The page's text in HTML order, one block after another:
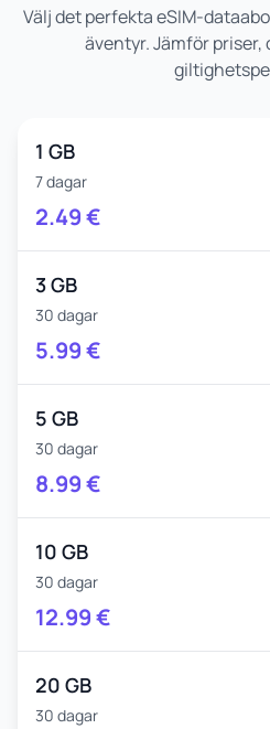
Välj det perfekta eSIM-
äventyr. Jämför
1 GB
7 dagar
2.49€
3 GB
30 dagar
5.99€
5 GB
30 dagar
8.99€
10 GB
30 dagar
12.99€
20 GB
30 dagar